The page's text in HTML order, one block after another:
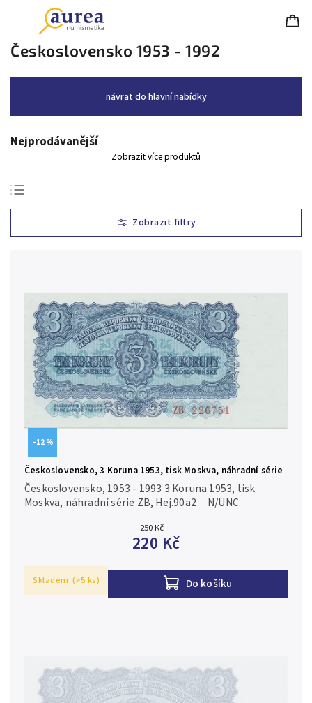
Československo 1953 - 1992
návrat do hlavní nabídky
Nejprodávanější
Zobrazit více produktů
Nejlevnější
Nejdražší
Chronologicky
–12 %
Československo, 3 Koruna 1953, tisk Moskva, náhradní série
ZB, Hej.90a2
250 Kč
220 Kč
Do košíku
Československo, 1953 - 1993 3 Koruna 1953, tisk
Moskva, náhradní série ZB, Hej.90a2 N/UNC
Skladem (>5 ks)